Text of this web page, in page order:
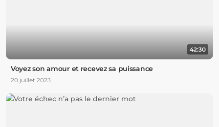
42:30
Voyez son amour et recevez sa puissance
20 juillet 2023